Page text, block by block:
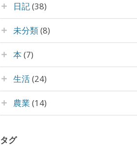
日記(38)
未分類(8)
本 (7)
生活(24)
農業 (14)
タグ